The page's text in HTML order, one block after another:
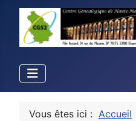
Vous êtes ici : Accueil